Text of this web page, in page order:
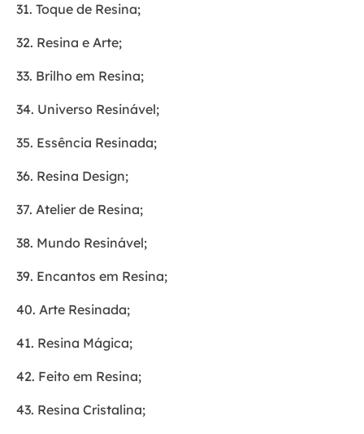
31. Toque de Resina;
32. Resina e Arte;
33. Brilho em Resina;
34. Universo Resinável;
35. Essência Resinada;
36. Resina Design;
37. Atelier de Resina;
38. Mundo Resinável;
39. Encantos em Resina;
40. Arte Resinada;
41. Resina Mágica;
42. Feito em Resina;
43. Resina Cristalina;